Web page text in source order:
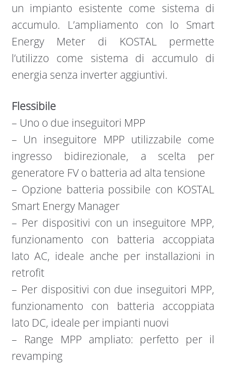
un impianto esistente come sistema di
accumulo. L’ampliamento con lo Smart
Energy Meter di KOSTAL permette
l’utilizzo come sistema di accumulo di
energia senza inverter aggiuntivi.
Flessibile
– Uno o due inseguitori MPP
– Un inseguitore MPP utilizzabile come
ingresso bidirezionale, a scelta per
generatore FV o batteria ad alta tensione
– Opzione batteria possibile con KOSTAL
Smart Energy Manager
– Per dispositivi con un inseguitore MPP,
funzionamento con batteria accoppiata
lato AC, ideale anche per installazioni in
retrofit
– Per dispositivi con due inseguitori MPP,
funzionamento con batteria accoppiata
lato DC, ideale per impianti nuovi
– Range MPP ampliato: perfetto per il
revamping